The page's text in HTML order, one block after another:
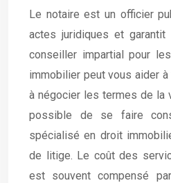
Le notaire est un officier
actes juridiques et
conseiller impartial pour
immobilier peut vous aider
à négocier les termes de la
possible de se faire
spécialisé en droit
de litige. Le coût des
est souvent compensé